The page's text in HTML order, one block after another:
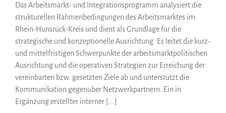
Das Arbeitsmarkt- und Integrationsprogramm analysiert die
strukturellen Rahmenbedingungen des Arbeitsmarktes im
Rhein-Hunsrück-Kreis und dient als Grundlage für die
strategische und konzeptionelle Ausrichtung. Es leitet die kurz-
und mittelfristigen Schwerpunkte der arbeitsmarktpolitischen
Ausrichtung und die operativen Strategien zur Erreichung der
vereinbarten bzw. gesetzten Ziele ab und unterstützt die
Kommunikation gegenüber Netzwerkpartnern. Ein in
Ergänzung erstellter interner [...]